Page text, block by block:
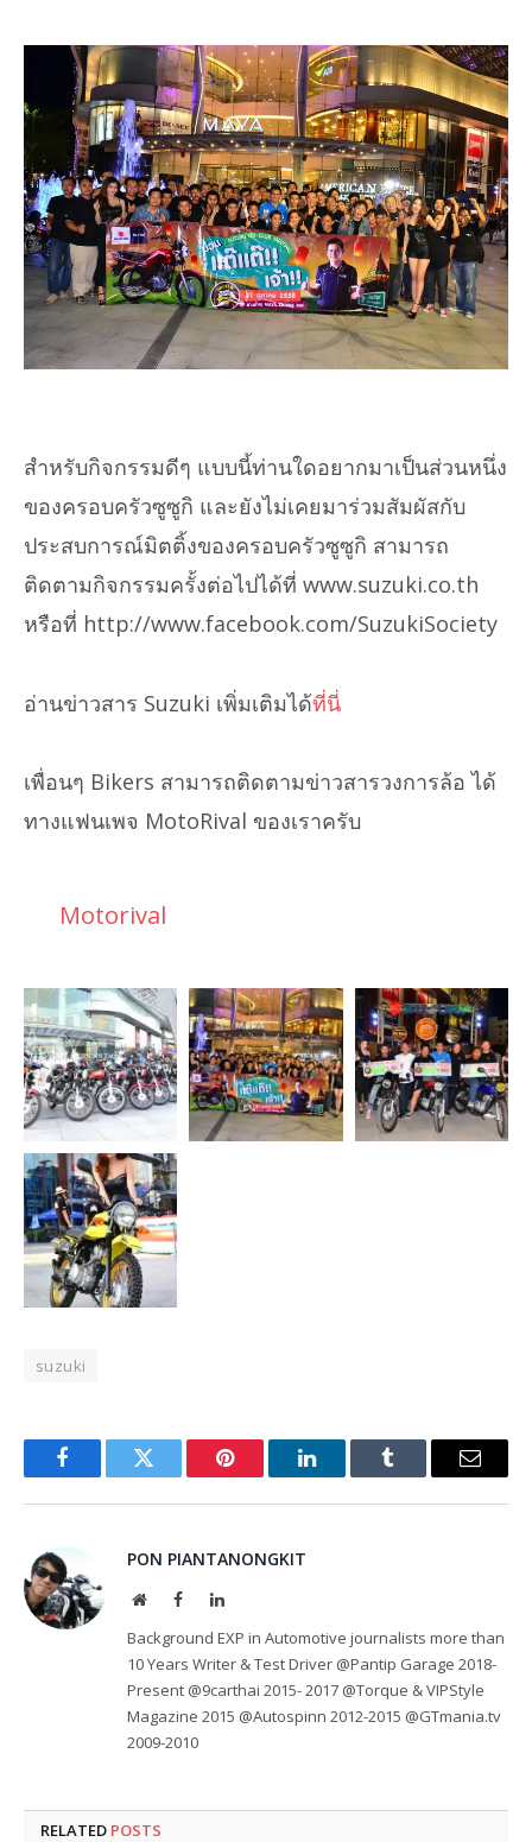
สำหรับกิจกรรมดีๆ แบบนี้ท่านใดอยากมาเป็นส่วนหนึ่ง
ของครอบครัวซูซูกิ และยังไม่เคยมาร่วมสัมผัสกับ
ประสบการณ์มิตติ้งของครอบครัวซูซูกิ สามารถ
ติดตามกิจกรรมครั้งต่อไปได้ที่ www.suzuki.co.th
หรือที่ http://www.facebook.com/SuzukiSociety
อ่านข่าวสาร Suzuki เพิ่มเติมได้ที่นี่
เพื่อนๆ Bikers สามารถติดตามข่าวสารวงการล้อ ได้
ทางแฟนเพจ MotoRival ของเราครับ
Motorival
suzuki
FacebookTwitter Pinterest LinkedInTumblr Email
PON PIANTANONGKIT
WebsiteFacebookLinkedIn
Background EXP in Automotive journalists more than
10 Years Writer & Test Driver @Pantip Garage 2018-
Present @9carthai 2015- 2017 @Torque & VIPStyle
Magazine 2015 @Autospinn 2012-2015 @GTmania.tv
2009-2010
RELATED POSTS